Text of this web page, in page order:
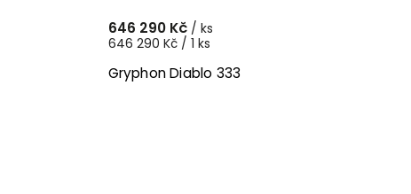
Gryphon Diablo 333
646 290 Kč / ks
646 290 Kč / 1 ks